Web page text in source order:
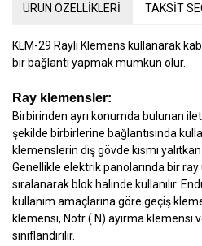
ÜRÜN ÖZELLİKLERİ TAKSİT
KLM-29 Raylı Klemens kullanarak
bir bağlantı yapmak mümkün olur.
Ray klemensler:
Birbirinden ayrı konumda bulunan
şekilde birbirlerine bağlantısında
klemenslerin dış gövde kısmı
Genellikle elektrik panolarında bir
sıralanarak blok halinde kullanılır.
kullanım amaçlarına göre geçiş
klemensi, Nötr ( N) ayırma klemensi
sınıflandırılır.